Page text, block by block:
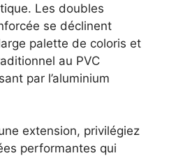
Les doubles
se déclinent
palette de coloris et
au PVC
par l’aluminium
extension, privilégiez
performantes qui